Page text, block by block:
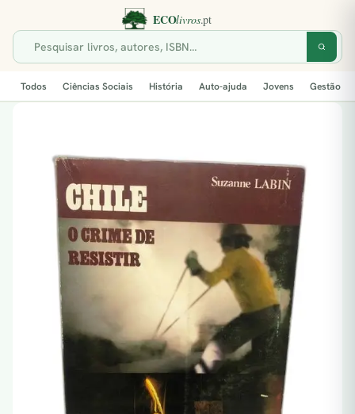
Todos Ciências Sociais História Auto-ajuda Jovens Gestão